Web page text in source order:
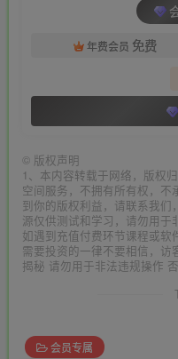
年费会员 免费
© 版权声明
1、本内容转载于网络，版权
空间服务，不拥有所有权，
到你的版权利益，请联系我们
源仅供测试和学习，请勿用于
如遇到充值付费环节课程或
需要投资的一律不要相信，
揭秘 请勿用于非法违规操作
会员专属